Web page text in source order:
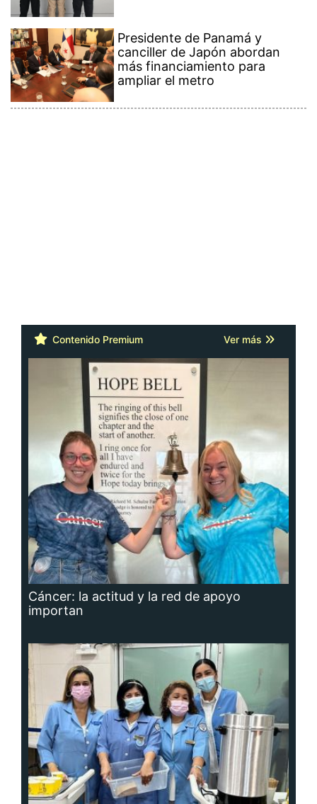
Presidente de Panamá y
canciller de Japón abordan
más financiamiento para
ampliar el metro
Contenido Premium Ver más
Cáncer: la actitud y la red de apoyo
importan